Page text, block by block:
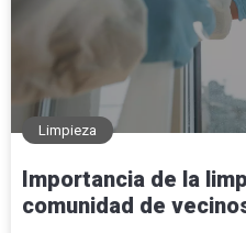
Limpieza
Importancia de la
comunidad de